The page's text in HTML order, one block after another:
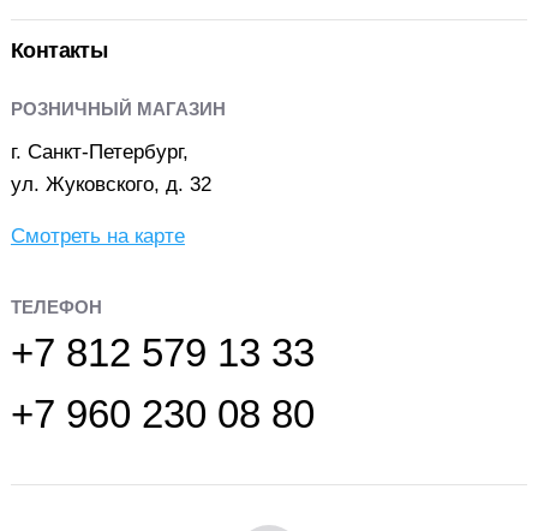
Контакты
РОЗНИЧНЫЙ МАГАЗИН
г. Санкт-Петербург,
ул. Жуковского, д. 32
Смотреть на карте
ТЕЛЕФОН
+7 812 579 13 33
+7 960 230 08 80